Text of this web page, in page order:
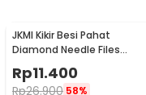
JKMI Kikir Besi Pahat
Diamond Needle Files
Rp11.400
Rp26.900 58%